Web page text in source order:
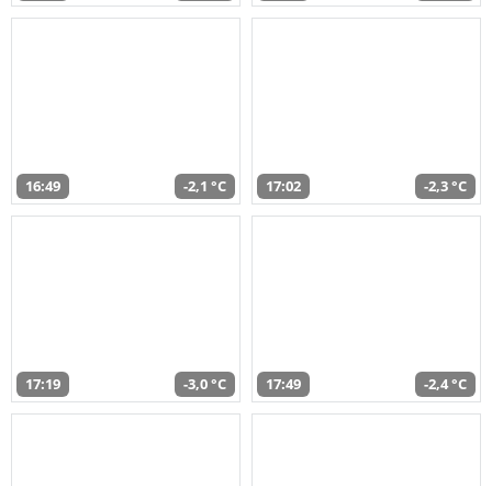
16:49 -2,1 °C 17:02 -2,3 °C
17:19 -3,0 °C 17:49 -2,4 °C